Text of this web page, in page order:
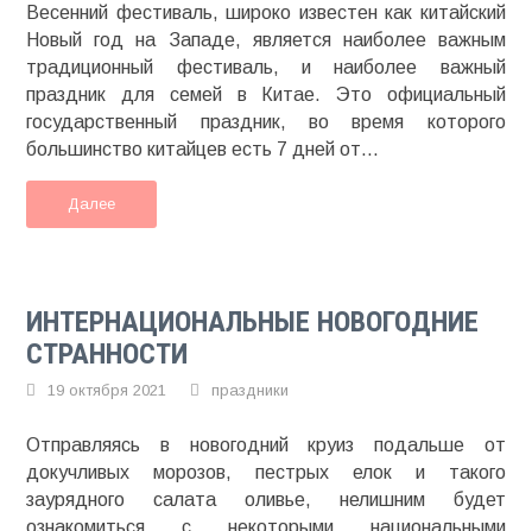
Весенний фестиваль, широко известен как китайский
Новый год на Западе, является наиболее важным
традиционный фестиваль, и наиболее важный
праздник для семей в Китае. Это официальный
государственный праздник, во время которого
большинство китайцев есть 7 дней от...
Далее
ИНТЕРНАЦИОНАЛЬНЫЕ НОВОГОДНИЕ
СТРАННОСТИ
19 октября 2021 праздники
Отправляясь в новогодний круиз подальше от
докучливых морозов, пестрых елок и такого
заурядного салата оливье, нелишним будет
ознакомиться с некоторыми национальными